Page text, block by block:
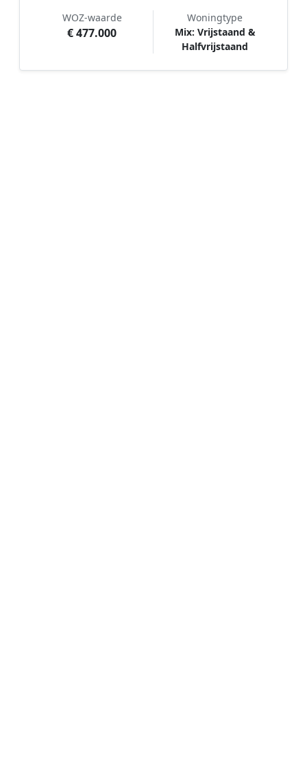
WOZ-waarde
€ 477.000
Woningtype
Mix: Vrijstaand &
Halfvrijstaand